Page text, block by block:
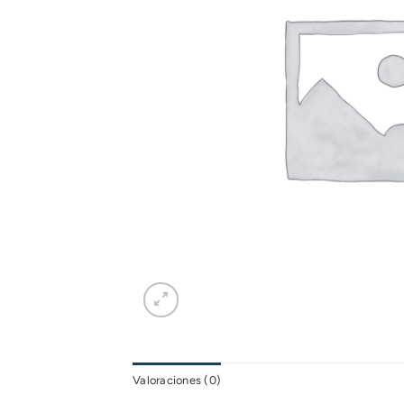
Valoraciones (0)